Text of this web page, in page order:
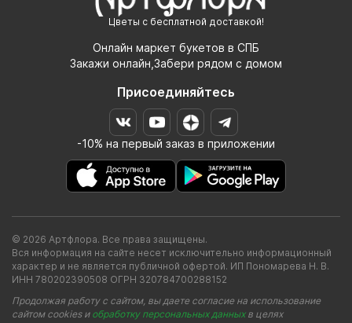
Цветы с бесплатной доставкой!
Онлайн маркет букетов в СПБ
Закажи онлайн,Забери рядом с домом
Присоединяйтесь
-10% на первый заказ в приложении
© 2026 Артфлора. Все права защищены.
Вся информация на сайте несет исключительно информационный
характер и не является публичной офертой. ИП Пономарева Н. В.
ИНН 780202390508 ОГРН 320784700288152
Продолжая работу с сайтом, вы даете согласие на использование
сайтом cookies и обработку персональных данныхв целях